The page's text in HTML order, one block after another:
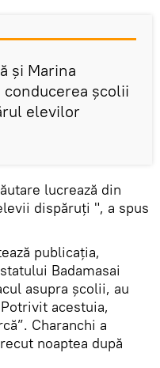
și Marina
conducerea școlii
elevilor
lucrează din
dispăruți ", a spus
publicația,
Badamasai
asupra școlii, au
acestuia,
Charanchi a
noaptea după